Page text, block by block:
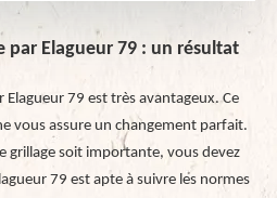
par Elagueur 79 : un résultat
Elagueur 79 est très avantageux. Ce
vous assure un changement parfait.
grillage soit importante, vous devez
79 est apte à suivre les normes